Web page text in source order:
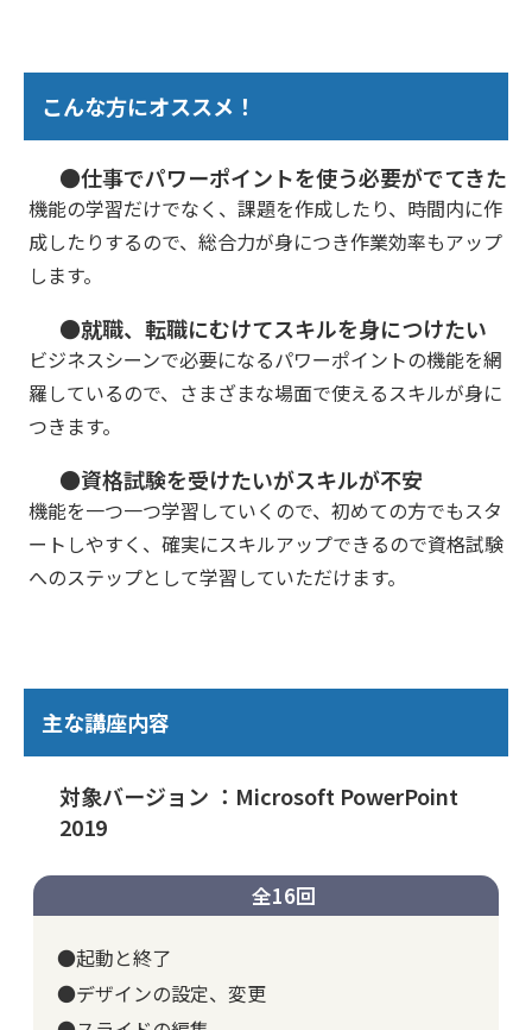
こんな方にオススメ！
●仕事でパワーポイントを使う必要がでてきた
機能の学習だけでなく、課題を作成したり、時間内に作
成したりするので、総合力が身につき作業効率もアップ
します。
●就職、転職にむけてスキルを身につけたい
ビジネスシーンで必要になるパワーポイントの機能を網
羅しているので、さまざまな場面で使えるスキルが身に
つきます。
●資格試験を受けたいがスキルが不安
機能を一つ一つ学習していくので、初めての方でもスタ
ートしやすく、確実にスキルアップできるので資格試験
へのステップとして学習していただけます。
主な講座内容
対象バージョン ：Microsoft PowerPoint
2019
全16回
●起動と終了
●デザインの設定、変更